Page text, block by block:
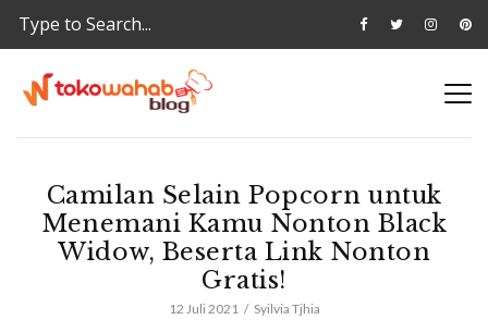
Camilan Selain Popcorn untuk
Menemani Kamu Nonton Black
Widow, Beserta Link Nonton
Gratis!
12 Juli 2021 Syilvia Tjhia